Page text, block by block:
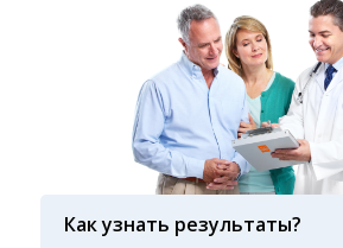
Как узнать результаты?
Результаты вы можете получить
вами при оформлении заказа, на